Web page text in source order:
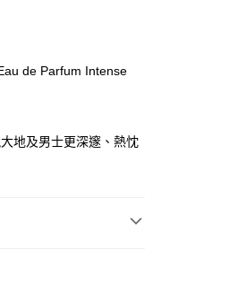
de Parfum Intense
地及男士更深邃、熱忱